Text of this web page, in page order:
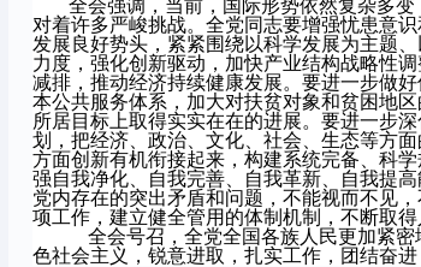
全会强调，当前，国际形势依然复杂多
对着许多严峻挑战。全党同志要增强忧患意
发展良好势头，紧紧围绕以科学发展为主题
力度，强化创新驱动，加快产业结构战略性
减排，推动经济持续健康发展。要进一步做
本公共服务体系，加大对扶贫对象和贫困地
所居目标上取得实实在在的进展。要进一步
划，把经济、政治、文化、社会、生态等方
方面创新有机衔接起来，构建系统完备、科
强自我净化、自我完善、自我革新、自我提
党内存在的突出矛盾和问题，不能视而不见
项工作，建立健全管用的体制机制，不断取
全会号召，全党全国各族人民更加紧
色社会主义，锐意进取，扎实工作，团结奋